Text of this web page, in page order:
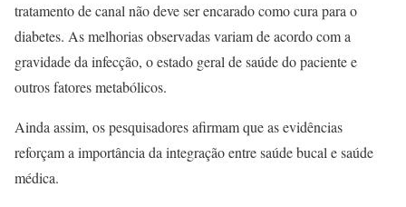
tratamento de canal não deve ser encarado como cura para o
diabetes. As melhorias observadas variam de acordo com a
gravidade da infecção, o estado geral de saúde do paciente e
outros fatores metabólicos.
Ainda assim, os pesquisadores afirmam que as evidências
reforçam a importância da integração entre saúde bucal e saúde
médica.